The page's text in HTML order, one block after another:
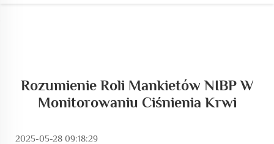
Rozumienie Roli Mankietów NIBP W
Monitorowaniu Ciśnienia Krwi
2025-05-28 09:18:29